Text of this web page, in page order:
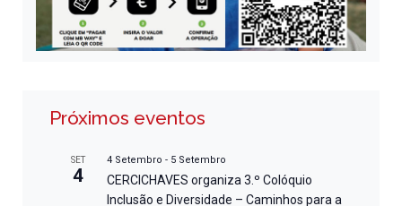
Próximos eventos
SET
4
4 Setembro - 5 Setembro
CERCICHAVES organiza 3.º Colóquio
Inclusão e Diversidade – Caminhos para a